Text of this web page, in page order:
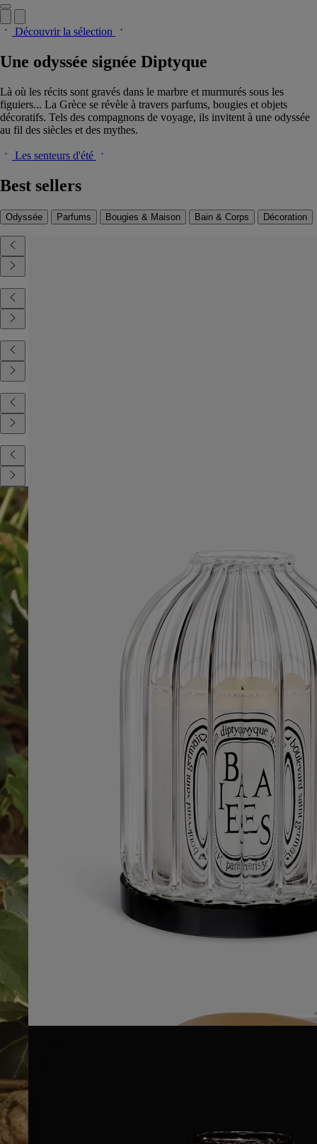
Découvrir la sélection
Une odyssée signée Diptyque
Là où les récits sont gravés dans le marbre et murmurés sous les
figuiers... La Grèce se révèle à travers parfums, bougies et objets
décoratifs. Tels des compagnons de voyage, ils invitent à une odyssée
au fil des siècles et des mythes.
Les senteurs d'été
Best sellers
Odyssée Parfums Bougies & Maison Bain & Corps Décoration